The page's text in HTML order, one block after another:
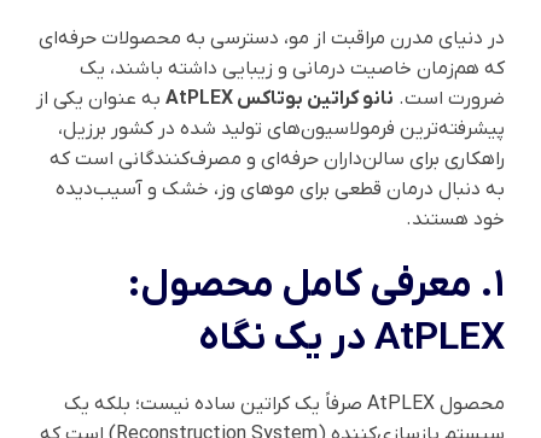
در دنیای مدرن مراقبت از مو، دسترسی به محصولات حرفه‌ای
که هم‌زمان خاصیت درمانی و زیبایی داشته باشند، یک
ضرورت است. نانو کراتین بوتاکس AtPLEX
به عنوان یکی از
پیشرفته‌ترین فرمولاسیون‌های تولید شده در کشور برزیل،
راهکاری برای سالن‌داران حرفه‌ای و مصرف‌کنندگانی است که
به دنبال درمان قطعی برای موهای وز، خشک و آسیب‌دیده
خود هستند.
۱. معرفی کامل محصول:
AtPLEX در یک نگاه
محصول AtPLEX صرفاً یک کراتین ساده نیست؛ بلکه یک